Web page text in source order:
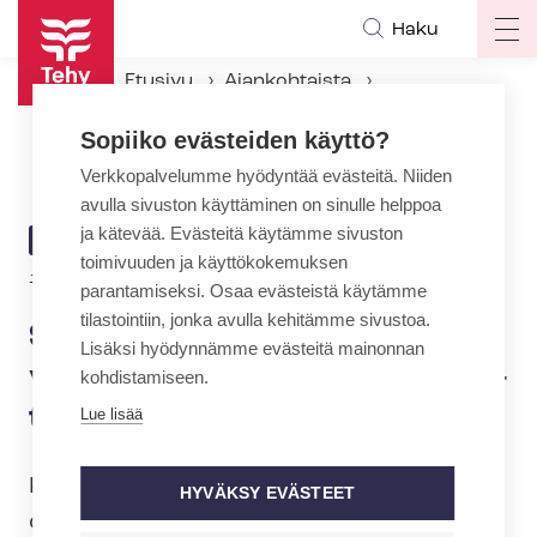
Hyppää
pääsisältöön
Haku
Etusivu
Ajankohtaista
Suositus kunnille ja hy­vin­voin­tia­lueil­le droo­niuh­ka­ti­lan­teis­ta: palkka maksetaan
ARTIKKELIN
KATEGORIA
AJANKOHTAISTA
18.6.2026 | 12:01
Suositus kunnille ja hy­vin­
voin­tia­lueil­le droo­niuh­ka­ti­lan­
teis­ta: palkka maksetaan
Kunta- ja hy­vin­voin­tia­lue­työ­nan­ta­jat (KT)
on lähettänyt kunnille ja hy­vin­voin­tia­
Sopiiko evästeiden käyttö?
Verkkopalvelumme hyödyntää evästeitä. Niiden
avulla sivuston käyttäminen on sinulle helppoa
ja kätevää. Evästeitä käytämme sivuston
toimivuuden ja käyttökokemuksen
parantamiseksi. Osaa evästeistä käytämme
tilastointiin, jonka avulla kehitämme sivustoa.
Lisäksi hyödynnämme evästeitä mainonnan
kohdistamiseen.
Lue lisää
HYVÄKSY EVÄSTEET